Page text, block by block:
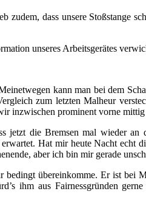
dass unsere Stoßstange
unseres Arbeitsgerätes
kann man bei dem
zum letzten Malheur
inzwischen prominent vorne
die Bremsen mal wieder
Hat mir heute Nacht
aber ich bin mir gerade
übereinkomme. Er ist
ihm aus Fairnessgründen